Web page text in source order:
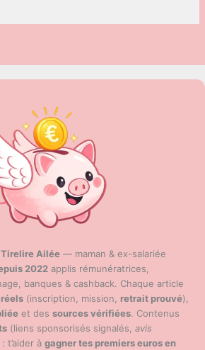
Tirelire Ailée — maman & ex-salariée
2022 applis rémunératrices,
banques & cashback. Chaque article
(inscription, mission, retrait prouvé),
et des sources vérifiées. Contenus
(liens sponsorisés signalés, avis
t’aider à gagner tes premiers euros en